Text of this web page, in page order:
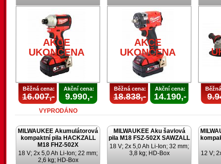
AKCE
UKONČENA
Běžná cena:
16.007,-
Akční cena:
9.990,-
VYPRODÁNO
AKCE
UKONČENA
Běžná cena:
18.838,-
Akční cena:
14.190,-
MILWAUKEE Akumulátorová
kompaktní pila HACKZALL
M18 FHZ-502X
18 V; 2x 5,0 Ah Li-Ion; 22 mm;
2,6 kg; HD-Box
MILWAUKEE Aku šavlová
pila M18 FSZ-502X SAWZALL
18 V; 2x 5,0 Ah Li-Ion; 32 mm;
3,8 kg; HD-Box
12 V;